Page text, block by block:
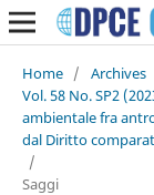
Home / Archives
Vol. 58 No. SP2
ambientale fra
dal Diritto
/
Saggi